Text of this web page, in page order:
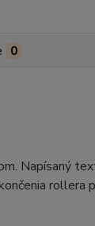
0
Napísaný
rollera